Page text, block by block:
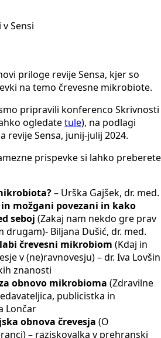
Sensi
priloge revije Sensa, kjer so
na temo črevesne mikrobiote.
pripravili konferenco Skrivnosti
ogledatetule), na podlagi
revije Sensa, junij-julij 2024.
prispevke si lahko preberete
– Urška Gajšek, dr. med.
in možgani povezani in kako
seboj (Zakaj nam nekdo gre prav
drugam)- Biljana Dušić, dr. med.
črevesni mikrobiom (Kdaj in
v (ne)ravnovesju) – dr. Iva Lovšin
znanosti
obnovo mikrobioma (Zdravilne
publicistka in
Lončar
obnova črevesja (O
– raziskovalka v prehranski